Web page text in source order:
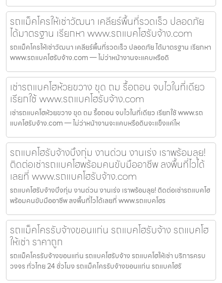
รถแม็คโครให้เช่าวัฒนา เคลียร์พื้นที่รวดเร็ว ปลอดภัย
ได้มาตรฐาน เรียกหา www.รถแบคโฮรับจ้าง.com
รถแม็คโครให้เช่าวัฒนา เคลียร์พื้นที่รวดเร็ว ปลอดภัย ได้มาตรฐาน เรียกหา
www.รถแบคโฮรับจ้าง.com — ไม่ว่าหน้างานจะแคบหรือดิ
เช่ารถแบคโฮห้วยขวาง ขุด ถม รื้อถอน จบไวในที่เดียว
เรียกใช้ www.รถแบคโฮรับจ้าง.com
เช่ารถแบคโฮห้วยขวาง ขุด ถม รื้อถอน จบไวในที่เดียว เรียกใช้ www.รถ
แบคโฮรับจ้าง.com — ไม่ว่าหน้างานจะแคบหรือดินจะแข็งแค่ไห
รถแบคโฮรับจ้างบึงกุ่ม งานด่วน งานเร่ง เราพร้อมลุย!
ติดต่อเช่ารถแบคโฮพร้อมคนขับมืออาชีพ ลงพื้นที่ไวได้
เลยที่ www.รถแบคโฮรับจ้าง.com
รถแบคโฮรับจ้างบึงกุ่ม งานด่วน งานเร่ง เราพร้อมลุย! ติดต่อเช่ารถแบคโฮ
พร้อมคนขับมืออาชีพ ลงพื้นที่ไวได้เลยที่ www.รถแบคโฮร
รถแม็คโครรับจ้างขอนแก่น รถแบคโฮรับจ้าง รถแบคโฮ
ให้เช่า ราคาถูก
รถแม็คโครรับจ้างขอนแก่น รถแบคโฮรับจ้าง รถแบคโฮให้เช่า บริการครบ
วงจร ทั่วไทย 24 ชั่วโมง รถแม็คโครรับจ้างขอนแก่น รถแบคโฮรั